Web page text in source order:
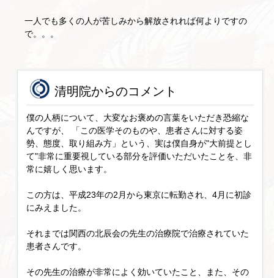
一人でも多くの人が苦しみから解放されれば何よりですの
で。。。
清明院からのコメント
僕の人柄について、大変なお褒めの言葉をいただき恐縮な
んですが、 「この医学そのものや、患者さんに対する姿
勢、態度、取り組み方」という、実は僕自身が"大前提とし
て"非常に重要視している部分を評価いただいたことを、非
常に嬉しく思います。
この方は、平成23年の2月から東京に転勤され、4月に初診
にみえました。
それまでは関西の北辰会の先生の治療院で治療されていた
患者さんです。
その先生の治療が非常によく効いていたこと、また、その